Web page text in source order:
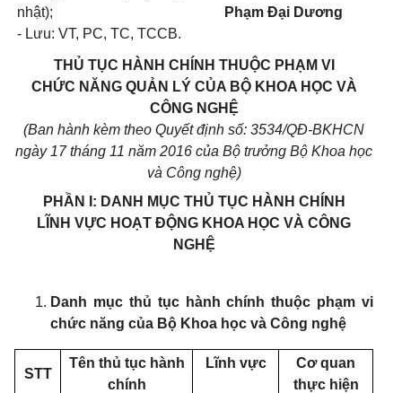
nhật);
- Lưu: VT, PC, TC, TCCB.
Phạm Đại Dương
THỦ TỤC HÀNH CHÍNH THUỘC PHẠM VI
CHỨC NĂNG QUẢN LÝ CỦA BỘ KHOA HỌC VÀ
CÔNG NGHỆ
(Ban hành kèm theo Quyết định số: 3534/QĐ-BKHCN
ngày 17 tháng 11 năm 2016 của Bộ trưởng Bộ Khoa học
và Công nghệ)
PHẦN I: DANH MỤC THỦ TỤC HÀNH CHÍNH
LĨNH VỰC HOẠT ĐỘNG KHOA HỌC VÀ CÔNG
NGHỆ
Danh mục thủ tục hành chính thuộc phạm vi
chức năng của Bộ Khoa học và Công nghệ
STT
Tên thủ tục hành
chính
Lĩnh vực
Cơ quan
thực hiện